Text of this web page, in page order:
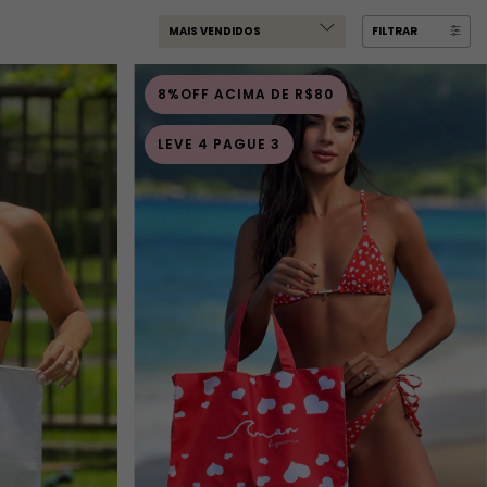
FILTRAR
8%OFF ACIMA DE R$80
LEVE 4 PAGUE 3